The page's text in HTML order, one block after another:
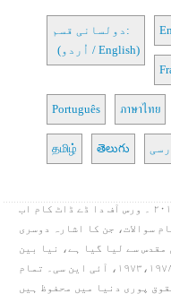
دولسانی قسم:
(اُردو / English)
Português ภาษาไทย
தமிழ் తెలుగు
ہائی لائٹ آئی این سی۔ کاپی رائٹ ۱۹۹۸-۲۰۱۳ ۔ ورس آف دا ڈے ڈاٹ کام اب
سوالات، جن کا اشارہ دوسری
سے لیا گیا ہے، نیا بین
الاقوامی قسم۔ کاپی رائٹ ۱۹۷۳،۱۹۷۸،۱۹۸۴،۲۰۱۱، آئی این سی۔ تمام
پوری دنیا میں محفوظ ہیں